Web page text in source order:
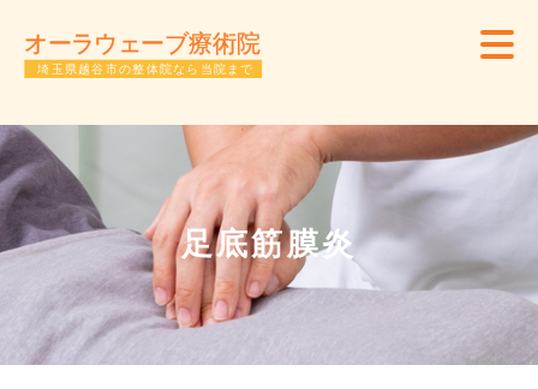
足底筋膜炎